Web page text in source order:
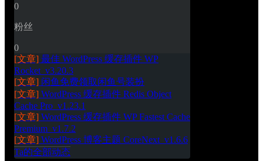
0
粉丝
0
[文章] 最佳 WordPress 缓存插件 WP
Rocket_v3.20.3
[文章] 闲鱼免费领取闲鱼号装扮
[文章] WordPress 缓存插件 Redis Object
Cache Pro_v1.23.1
[文章] WordPress 缓存插件 WP Fastest Cache
Premium_v1.7.2
[文章] WordPress 博客主题 CoreNext_v1.6.6
Ta的全部动态